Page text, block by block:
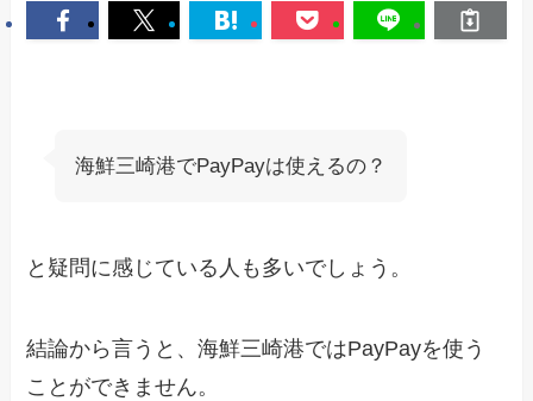
海鮮三崎港でPayPayは使えるの？
と疑問に感じている人も多いでしょう。
結論から言うと、海鮮三崎港ではPayPayを使う
ことができません。